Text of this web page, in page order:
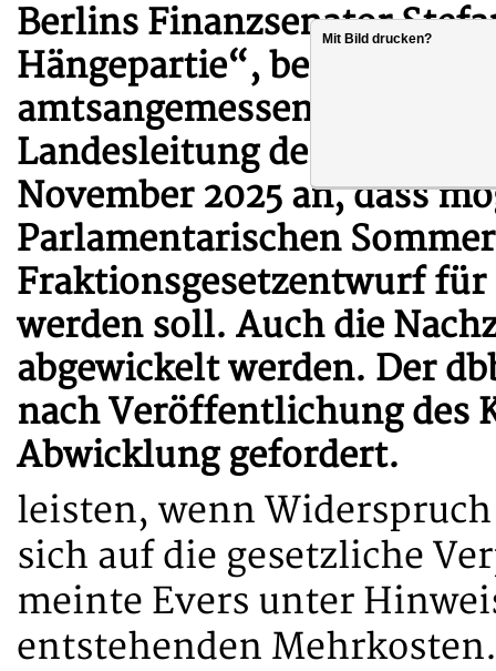
Berlins Finanzsenator
Hängepartie“, bei der
amtsangemessenen
Landesleitung des dbb
November 2025 an, dass
Parlamentarischen
Fraktionsgesetzentwurf für
werden soll. Auch die
abgewickelt werden. Der
nach Veröffentlichung des
Abwicklung gefordert.
leisten, wenn
sich auf die gesetzliche
meinte Evers unter
entstehenden Mehrkosten.
Mit Bild drucken?